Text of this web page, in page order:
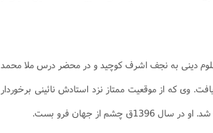
کسب علوم دینی به نجف اشرف کوچید و در محضر درس ملا محمد
که از موقعیت ممتاز نزد استادش نائینی برخوردار
از جهان فرو بست.